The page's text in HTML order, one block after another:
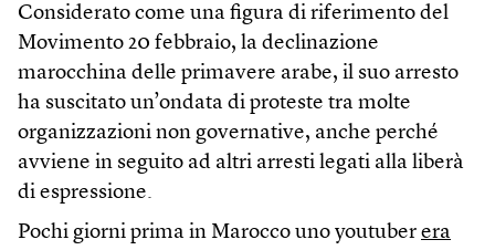
Considerato come una figura di riferimento del
Movimento 20 febbraio, la declinazione
marocchina delle primavere arabe, il suo arresto
ha suscitato un’ondata di proteste tra molte
organizzazioni non governative, anche perché
avviene in seguito ad altri arresti legati alla liberà
di espressione.
Pochi giorni prima in Marocco uno youtuber era